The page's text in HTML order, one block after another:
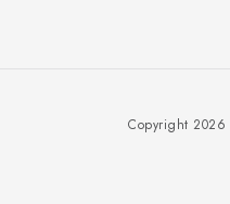
Copyright 2026